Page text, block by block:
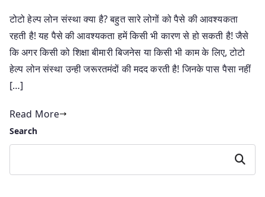
टोटो हेल्प लोन संस्था क्या है? बहुत सारे लोगों को पैसे की आवश्यकता
रहती है! यह पैसे की आवश्यकता हमें किसी भी कारण से हो सकती है! जैसे
कि अगर किसी को शिक्षा बीमारी बिजनेस या किसी भी काम के लिए, टोटो
हेल्प लोन संस्था उन्ही जरूरतमंदों की मदद करती है! जिनके पास पैसा नहीं
[…]
Read More
Search
Search